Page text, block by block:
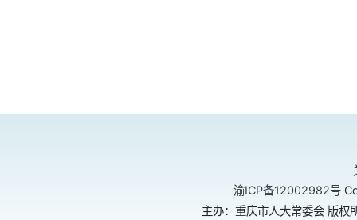
渝ICP备12002982号
主办：重庆市人大常委会 版